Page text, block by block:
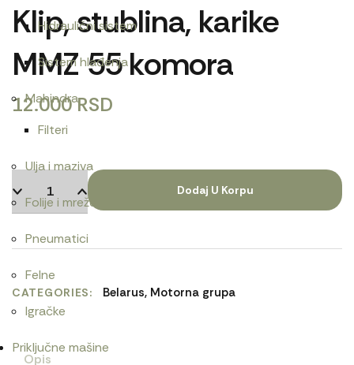
Hidraulični sistem
Sistem hlađenja
Mahindra
Filteri
Ulja i maziva
Folije i mreže
Pneumatici
Felne
Igračke
Priključne mašine
Klip, stublina, karike
MMZ 55 komora
12.000RSD
Dodaj U Korpu
CATEGORIES Belarus, Motorna grupa
Opis